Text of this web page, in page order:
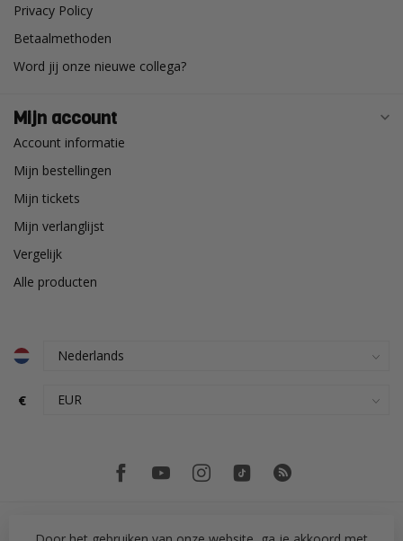
Privacy Policy
Betaalmethoden
Word jij onze nieuwe collega?
Mijn account
Account informatie
Mijn bestellingen
Mijn tickets
Mijn verlanglijst
Vergelijk
Alle producten
€